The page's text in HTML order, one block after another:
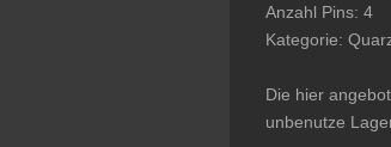
Anzahl Pins: 4
Kategorie:
Die hier
unbenutze